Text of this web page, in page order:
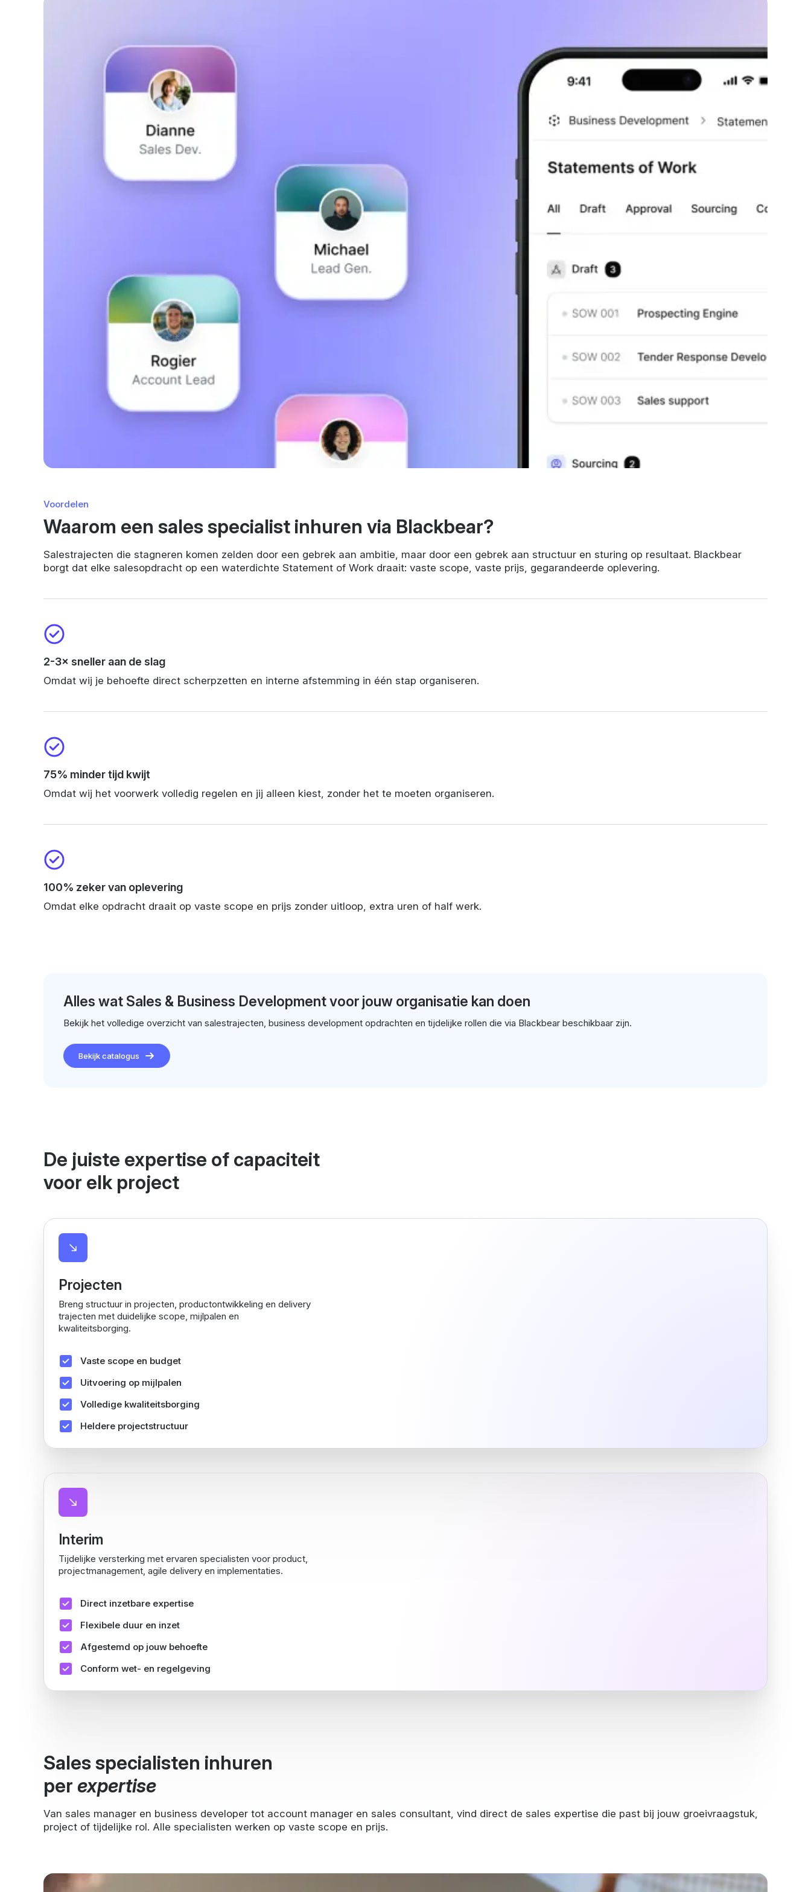
Voordelen
Waarom een sales specialist inhuren via Blackbear?
Salestrajecten die stagneren komen zelden door een gebrek aan ambitie, maar door een gebrek aan structuur en sturing op resultaat. Blackbear
borgt dat elke salesopdracht op een waterdichte Statement of Work draait: vaste scope, vaste prijs, gegarandeerde oplevering.
2-3× sneller aan de slag
Omdat wij je behoefte direct scherpzetten en interne afstemming in één stap organiseren.
75% minder tijd kwijt
Omdat wij het voorwerk volledig regelen en jij alleen kiest, zonder het te moeten organiseren.
100% zeker van oplevering
Omdat elke opdracht draait op vaste scope en prijs zonder uitloop, extra uren of half werk.
Alles wat Sales & Business Development voor jouw organisatie kan doen
Bekijk het volledige overzicht van salestrajecten, business development opdrachten en tijdelijke rollen die via Blackbear beschikbaar zijn.
Bekijk catalogus
De juiste expertise of capaciteit
voor elk project
Projecten
Breng structuur in projecten, productontwikkeling en delivery
trajecten met duidelijke scope, mijlpalen en
kwaliteitsborging.
Vaste scope en budget
Uitvoering op mijlpalen
Volledige kwaliteitsborging
Heldere projectstructuur
Interim
Tijdelijke versterking met ervaren specialisten voor product,
projectmanagement, agile delivery en implementaties.
Direct inzetbare expertise
Flexibele duur en inzet
Afgestemd op jouw behoefte
Conform wet- en regelgeving
Sales specialisten inhuren
per expertise
Van sales manager en business developer tot account manager en sales consultant, vind direct de sales expertise die past bij jouw groeivraagstuk,
project of tijdelijke rol. Alle specialisten werken op vaste scope en prijs.